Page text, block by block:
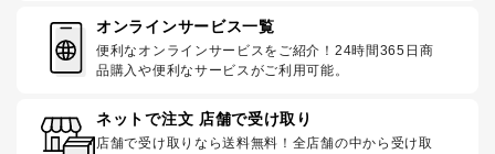
オンラインサービス一覧
便利なオンラインサービスをご紹介！24時間365日商
品購入や便利なサービスがご利用可能。
ネットで注文 店舗で受け取り
店舗で受け取りなら送料無料！全店舗の中から受け取